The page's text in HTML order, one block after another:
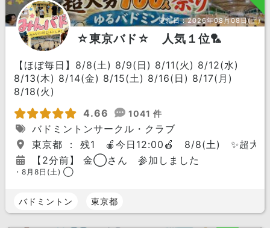
更新日：2026年08月08日(土)
☆東京バド☆ 人気１位🏸
【ほぼ毎日】8/8(土) 8/9(日) 8/11(火) 8/12(水)
8/13(木) 8/14(金) 8/15(土) 8/16(日) 8/17(月)
8/18(火)
4.66
1041 件
バドミントンサークル・クラブ
東京都 ： 残1 🍎今日12:00🍎 8/8(土) ✨超大勢
【2分前】 金◯さん 参加しました
・8月8日(土) ◯
バドミントン 東京都